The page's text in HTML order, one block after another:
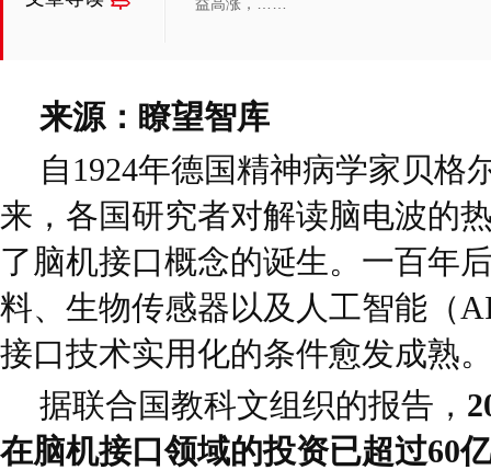
来源：瞭望智库
自1924年德国精神病学家贝格
来，各国研究者对解读脑电波的
了脑机接口概念的诞生。一百年
料、生物传感器以及人工智能（
接口技术实用化的条件愈发成熟
据联合国教科文组织的报告，
在脑机接口领域的投资已超过60